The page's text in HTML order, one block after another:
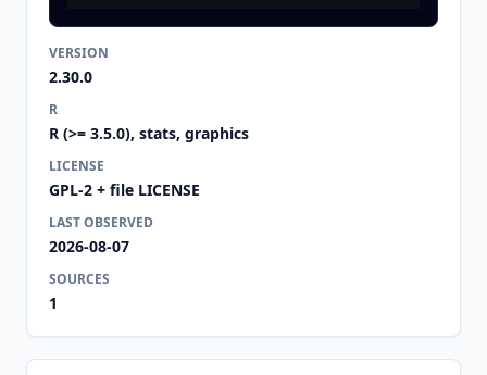
VERSION
2.30.0
R
R (>= 3.5.0), stats, graphics
LICENSE
GPL-2 + file LICENSE
LAST OBSERVED
2026-08-07
SOURCES
1